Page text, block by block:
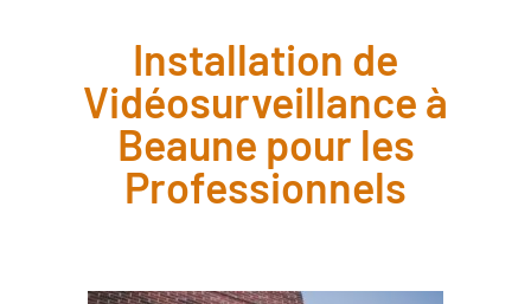
Installation de
Vidéosurveillance à
Beaune pour les
Professionnels